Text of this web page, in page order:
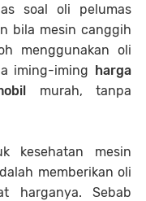
soal oli pelumas
bila mesin canggih
menggunakan oli
iming-iming harga
murah, tanpa
kesehatan mesin
memberikan oli
harganya. Sebab